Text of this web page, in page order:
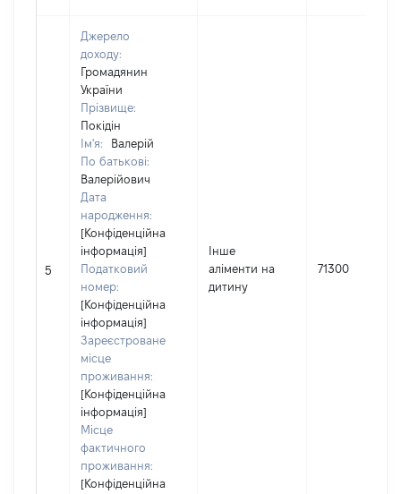
5
Джерело
доходу:
Громадянин
України
Прізвище:
Покідін
Ім'я:
Валерій
По батькові:
Валерійович
Дата
народження:
[Конфіденційна
інформація]
Податковий
номер:
[Конфіденційна
інформація]
Зареєстроване
місце
проживання:
[Конфіденційна
інформація]
Місце
фактичного
проживання:
[Конфіденційна
Інше
аліменти на
дитину
71300